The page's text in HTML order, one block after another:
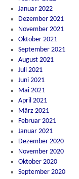
Januar 2022
Dezember 2021
November 2021
Oktober 2021
September 2021
August 2021
Juli 2021
Juni 2021
Mai 2021
April 2021
März 2021
Februar 2021
Januar 2021
Dezember 2020
November 2020
Oktober 2020
September 2020